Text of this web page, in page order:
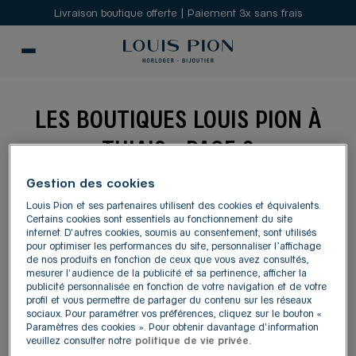
Livraison boutique offerte | Paiement 3x sans frais
LES BOUTIQUES LOUIS PION À
THIAIS - PAGE 2
MODIFIER
Liste Carte
1
21.18
km
LOUIS PION PARLY 2
2, avenue Charles de Gaulle
78150 Le Chesnay
Gestion des cookies
Louis Pion et ses partenaires utilisent des cookies et équivalents.
Certains cookies sont essentiels au fonctionnement du site
internet. D'autres cookies, soumis au consentement, sont utilisés
pour optimiser les performances du site, personnaliser l’affichage
de nos produits en fonction de ceux que vous avez consultés,
mesurer l'audience de la publicité et sa pertinence, afficher la
publicité personnalisée en fonction de votre navigation et de votre
profil et vous permettre de partager du contenu sur les réseaux
sociaux. Pour paramétrer vos préférences, cliquez sur le bouton «
Paramètres des cookies ». Pour obtenir davantage d'information
veuillez consulter notre politique de vie privée.